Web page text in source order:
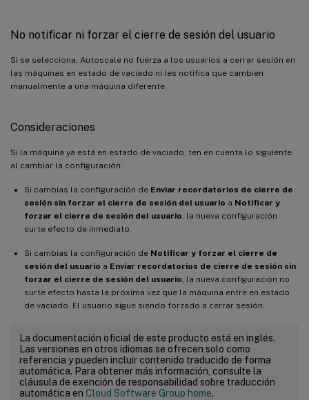
No notificar ni forzar el cierre de sesión del usuario
Si se selecciona, Autoscale no fuerza a los usuarios a cerrar sesión en
las máquinas en estado de vaciado ni les notifica que cambien
manualmente a una máquina diferente.
Consideraciones
Si la máquina ya está en estado de vaciado, ten en cuenta lo siguiente
al cambiar la configuración:
Si cambias la configuración de Enviar recordatorios de cierre de
sesión sin forzar el cierre de sesión del usuario a Notificar y
forzar el cierre de sesión del usuario, la nueva configuración
surte efecto de inmediato.
Si cambias la configuración de Notificar y forzar el cierre de
sesión del usuario a Enviar recordatorios de cierre de sesión sin
forzar el cierre de sesión del usuario, la nueva configuración no
surte efecto hasta la próxima vez que la máquina entre en estado
de vaciado. El usuario sigue siendo forzado a cerrar sesión.
La documentación oficial de este producto está en inglés.
Las versiones en otros idiomas se ofrecen solo como
referencia y pueden incluir contenido traducido de forma
automática. Para obtener más información, consulte la
cláusula de exención de responsabilidad sobre traducción
automática en Cloud Software Group home.